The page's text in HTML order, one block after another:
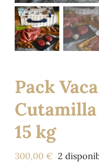
Tienda
Pack
15 kg
300,00 € 2